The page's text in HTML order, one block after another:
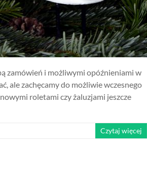
zamówień i możliwymi opóźnieniami w
ale zachęcamy do możliwie wczesnego
roletami czy żaluzjami jeszcze
Czytaj więcej